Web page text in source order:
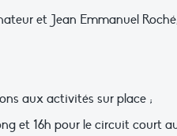
et Jean Emmanuel
aux activités sur place ;
et 16h pour le circuit court